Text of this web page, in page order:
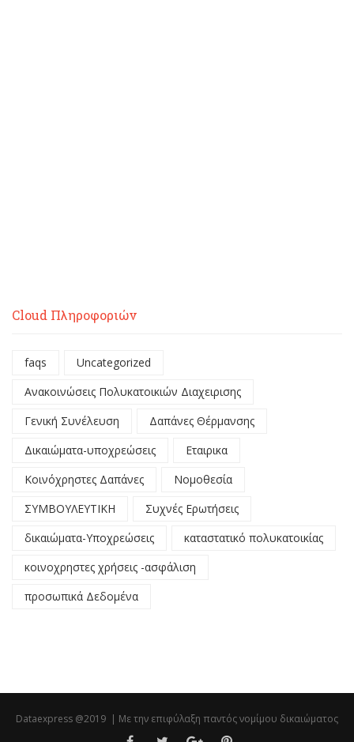
Cloud Πληροφοριών
faqs
Uncategorized
Ανακοινώσεις Πολυκατοικιών Διαχειρισης
Γενική Συνέλευση
Δαπάνες Θέρμανσης
Δικαιώματα-υποχρεώσεις
Εταιρικα
Κοινόχρηστες Δαπάνες
Νομοθεσία
ΣΥΜΒΟΥΛΕΥΤΙΚΗ
Συχνές Ερωτήσεις
δικαιώματα-Υποχρεώσεις
καταστατικό πολυκατοικίας
κοινοχρηστες χρήσεις -ασφάλιση
προσωπικά Δεδομένα
Dataexpress @2019 | Με την επιφύλαξη παντός νομίμου δικαιώματος